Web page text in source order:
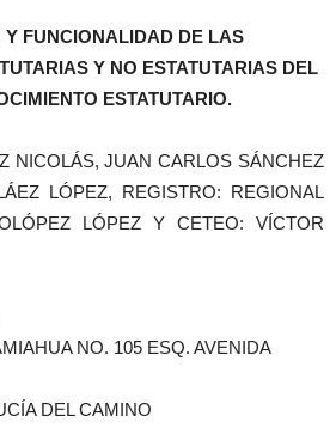
Y FUNCIONALIDAD DE LAS
Y NO ESTATUTARIAS DEL
ESTATUTARIO.
NICOLÁS, JUAN CARLOS SÁNCHEZ
LÓPEZ, REGISTRO: REGIONAL
LÓPEZ Y CETEO: VÍCTOR
NO. 105 ESQ. AVENIDA
DEL CAMINO